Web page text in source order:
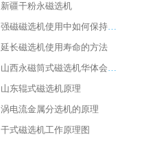
新疆干粉永磁选机
强磁磁选机使用中如何保持其顺畅运行
延长磁选机使用寿命的方法
山西永磁筒式磁选机华体会手机网页版-华体会(中国)
山东辊式磁选机原理
涡电流金属分选机的原理
干式磁选机工作原理图